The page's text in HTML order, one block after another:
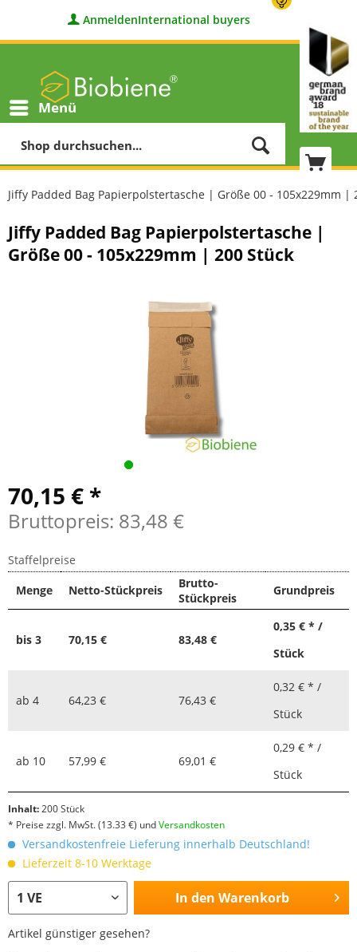
AnmeldenInternational buyers
Menü
Jiffy Padded Bag Papierpolstertasche | Größe 00 - 105x229mm |
Jiffy Padded Bag Papierpolstertasche |
Größe 00 - 105x229mm | 200 Stück
70,15 € *
Bruttopreis: 83,48 €
Staffelpreise
Menge
Netto-Stückpreis
Brutto-
Stückpreis
Grundpreis
bis 3 70,15 € 83,48 €
0,35 € * /
Stück
ab 4 64,23 € 76,43 €
0,32 € * /
Stück
ab 10 57,99 € 69,01 €
0,29 € * /
Stück
Inhalt:200 Stück
* Preise zzgl. MwSt.(13.33 €) undVersandkosten
Versandkostenfreie Lieferung innerhalb Deutschland!
Lieferzeit 8-10 Werktage
In den Warenkorb
Artikel günstiger gesehen?